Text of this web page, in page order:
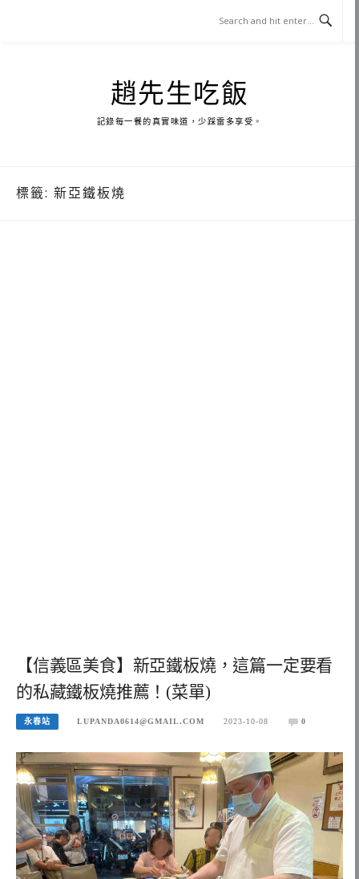
趙先生吃飯
記錄每一餐的真實味道，少踩雷多享受。
標籤: 新亞鐵板燒
【信義區美食】新亞鐵板燒，這篇一定要看
的私藏鐵板燒推薦！(菜單)
永春站 LUPANDA0614@GMAIL.COM 2023-10-08 0